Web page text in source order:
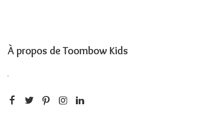
À propos de Toombow Kids
.